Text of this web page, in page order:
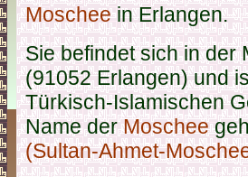
Moscheein Erlangen.
Sie befindet sich in der
(91052 Erlangen) und
Türkisch-Islamischen
Name derMoschee
(Sultan-Ahmet-